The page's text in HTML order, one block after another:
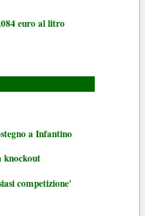
euro al litro
a Infantino
knockout
competizione'